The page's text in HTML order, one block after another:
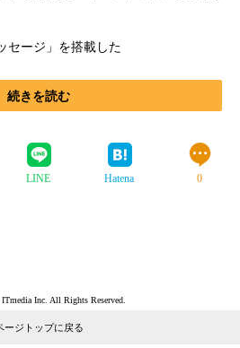
セージ」を搭載した
続きを読む
LINE Hatena 0
Inc. All Rights Reserved.
ージトップに戻る